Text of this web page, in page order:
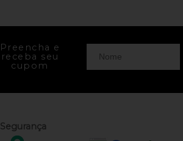
Preencha e
receba seu
cupom
Segurança